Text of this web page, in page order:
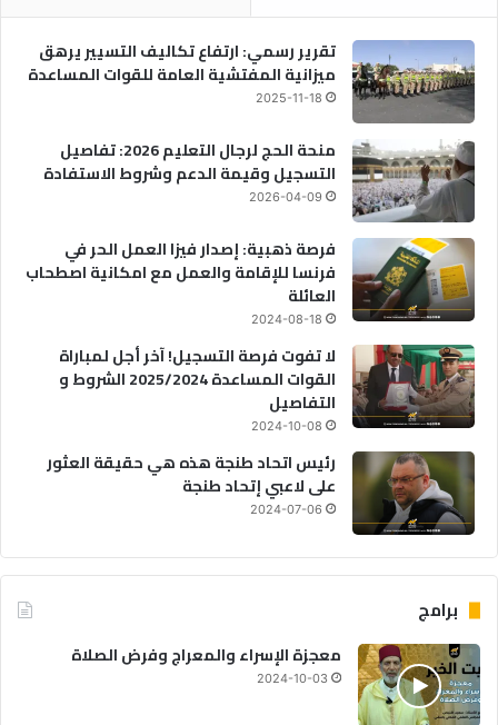
تقرير رسمي: ارتفاع تكاليف التسيير يرهق
ميزانية المفتشية العامة للقوات المساعدة
2025-11-18
منحة الحج لرجال التعليم 2026: تفاصيل
التسجيل وقيمة الدعم وشروط الاستفادة
2026-04-09
فرصة ذهبية: إصدار فيزا العمل الحر في
فرنسا للإقامة والعمل مع امكانية اصطحاب
العائلة
2024-08-18
لا تفوت فرصة التسجيل! آخر أجل لمباراة
القوات المساعدة 2025/2024 الشروط و
التفاصيل
2024-10-08
رئيس اتحاد طنجة هذه هي حقيقة العثور
على لاعبي إتحاد طنجة
2024-07-06
برامج
معجزة الإسراء والمعراج وفرض الصلاة
2024-10-03